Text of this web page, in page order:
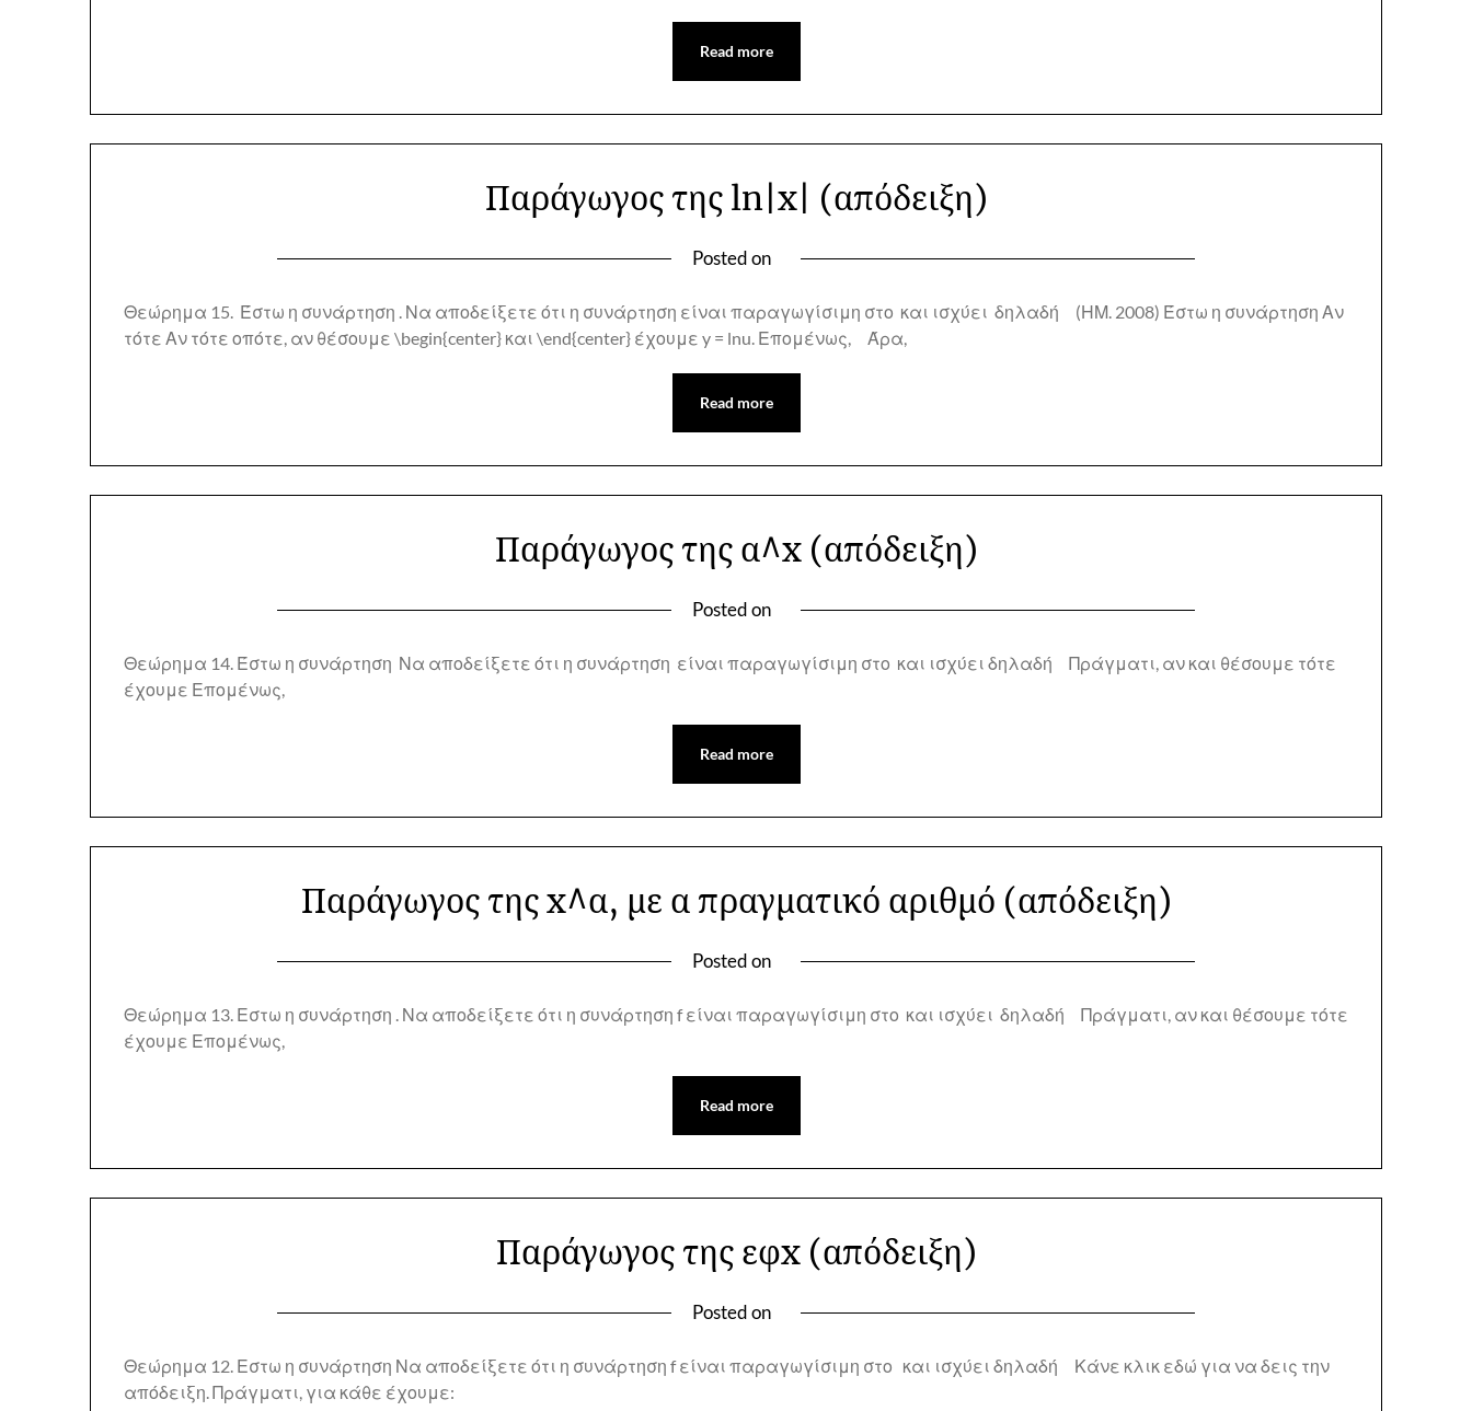
Read more
Παράγωγος της ln|x| (απόδειξη)
Posted on
Θεώρημα 15. Έστω η συνάρτηση . Να αποδείξετε ότι η συνάρτηση είναι παραγωγίσιμη στο και ισχύει δηλαδή (ΗΜ. 2008) Έστω η συνάρτηση Αν
τότε Αν τότε οπότε, αν θέσουμε \begin{center} και \end{center} έχουμε y = lnu. Επομένως, Άρα,
Read more
Παράγωγος της α^x (απόδειξη)
Posted on
Θεώρημα 14. Έστω η συνάρτηση Να αποδείξετε ότι η συνάρτηση είναι παραγωγίσιμη στο και ισχύει δηλαδή Πράγματι, αν και θέσουμε τότε
έχουμε Επομένως,
Read more
Παράγωγος της x^α, με α πραγματικό αριθμό (απόδειξη)
Posted on
Θεώρημα 13. Εστω η συνάρτηση . Να αποδείξετε ότι η συνάρτηση f είναι παραγωγίσιμη στο και ισχύει δηλαδή Πράγματι, αν και θέσουμε τότε
έχουμε Επομένως,
Read more
Παράγωγος της εφx (απόδειξη)
Posted on
Θεώρημα 12. Εστω η συνάρτηση Να αποδείξετε ότι η συνάρτηση f είναι παραγωγίσιμη στο και ισχύει δηλαδή Κάνε κλικ εδώ για να δεις την
απόδειξη. Πράγματι, για κάθε έχουμε: